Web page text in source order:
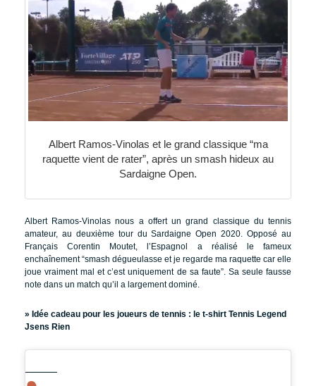
Albert Ramos-Vinolas et le grand classique “ma
raquette vient de rater”, après un smash hideux au
Sardaigne Open.
Albert Ramos-Vinolas nous a offert un grand classique du tennis
amateur, au deuxième tour du Sardaigne Open 2020. Opposé au
Français Corentin Moutet, l’Espagnol a réalisé le fameux
enchaînement “smash dégueulasse et je regarde ma raquette car elle
joue vraiment mal et c’est uniquement de sa faute”. Sa seule fausse
note dans un match qu’il a largement dominé.
» Idée cadeau pour les joueurs de tennis : le t-shirt Tennis Legend
Jsens Rien